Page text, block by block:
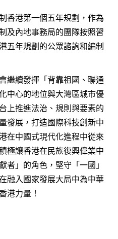
香港第一個五年規劃，作為
及內地事務局的團隊按照習
五年規劃的公眾諮詢和編制
繼續發揮「背靠祖國、聯通
中心的地位與大灣區城市優
上推進法治、規則與要素的
發展，打造國際科技創新中
在中國式現代化進程中從來
極讓香港在民族復興偉業中
者」的角色，堅守「一國」
融入國家發展大局中為中華
港力量！